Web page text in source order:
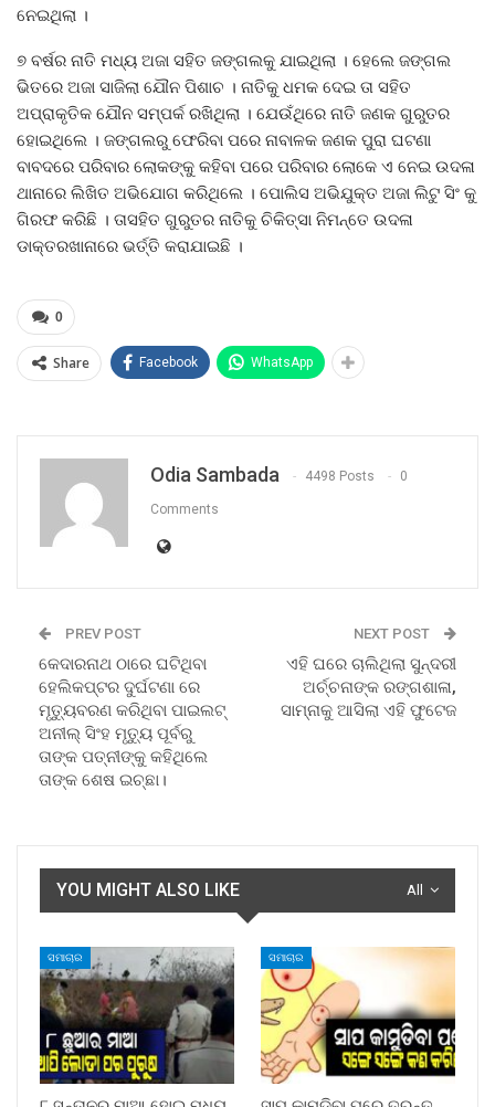
ନେଇଥିଲା ।
୭ ବର୍ଷର ନାତି ମଧ୍ୟ ଅଜା ସହିତ ଜଙ୍ଗଲକୁ ଯାଇଥିଲା । ହେଲେ ଜଙ୍ଗଲ
ଭିତରେ ଅଜା ସାଜିଲା ଯୌନ ପିଶାଚ । ନାତିକୁ ଧମକ ଦେଇ ତା ସହିତ
ଅପ୍ରାକୃତିକ ଯୌନ ସମ୍ପର୍କ ରଖିଥିଲା । ଯେଉଁଥିରେ ନାତି ଜଣକ ଗୁରୁତର
ହୋଇଥିଲେ । ଜଙ୍ଗଲରୁ ଫେରିବା ପରେ ନାବାଳକ ଜଣକ ପୁରା ଘଟଣା
ବାବଦରେ ପରିବାର ଲୋକଙ୍କୁ କହିବା ପରେ ପରିବାର ଲୋକେ ଏ ନେଇ ଉଦଳା
ଥାନାରେ ଲିଖିତ ଅଭିଯୋଗ କରିଥିଲେ । ପୋଲିସ ଅଭିଯୁକ୍ତ ଅଜା ଲିଟୁ ସିଂ କୁ
ଗିରଫ କରିଛି । ତାସହିତ ଗୁରୁତର ନାତିକୁ ଚିକିତ୍ସା ନିମନ୍ତେ ଉଦଳା
ଡାକ୍ତରଖାନାରେ ଭର୍ତ୍ତି କରାଯାଇଛି ।
0
Share Facebook WhatsApp
Odia Sambada 4498 Posts 0
Comments
PREV POST
କେଦାରନାଥ ଠାରେ ଘଟିଥିବା
ହେଲିକପ୍ଟର ଦୁର୍ଘଟଣା ରେ
ମୃତ୍ୟୁବରଣ କରିଥିବା ପାଇଲଟ୍
ଅନୀଲ୍ ସିଂହ ମୃତ୍ୟୁ ପୂର୍ବରୁ
ତାଙ୍କ ପତ୍ନୀଙ୍କୁ କହିଥିଲେ
ତାଙ୍କ ଶେଷ ଇଚ୍ଛା।
NEXT POST
ଏହି ଘରେ ଚାଲିଥିଲା ସୁନ୍ଦରୀ
ଅର୍ଚ୍ଚନାଙ୍କ ରଙ୍ଗଶାଳା,
ସାମ୍ନାକୁ ଆସିଲା ଏହି ଫୁଟେଜ
All
YOU MIGHT ALSO LIKE
ସମାଚାର ସମାଚାର